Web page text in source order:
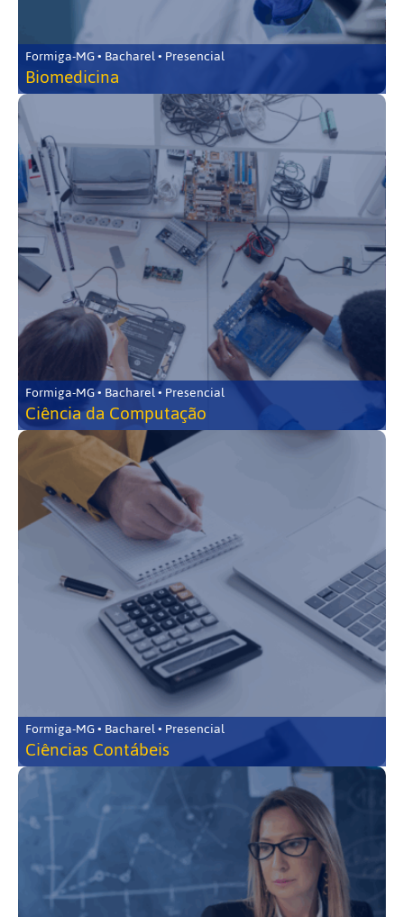
Formiga-MG • Bacharel • Presencial
Biomedicina
Formiga-MG • Bacharel • Presencial
Ciência da Computação
Formiga-MG • Bacharel • Presencial
Ciências Contábeis